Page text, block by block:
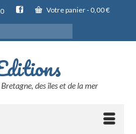
0 Votre panier- 0,00€
des îles et de la mer